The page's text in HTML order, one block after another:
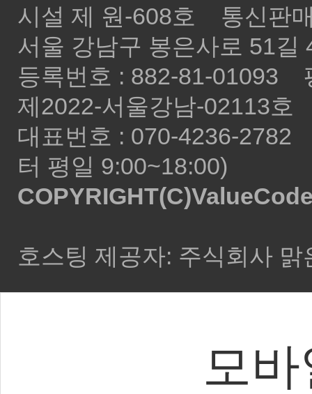
시설 제 원-608호 통신판
서울 강남구 봉은사로 51
등록번호 : 882-81-01093
제2022-서울강남-02113호
대표번호 : 070-4236-2782
터 평일 9:00~18:00)
호스팅 제공자: 주식회사
모